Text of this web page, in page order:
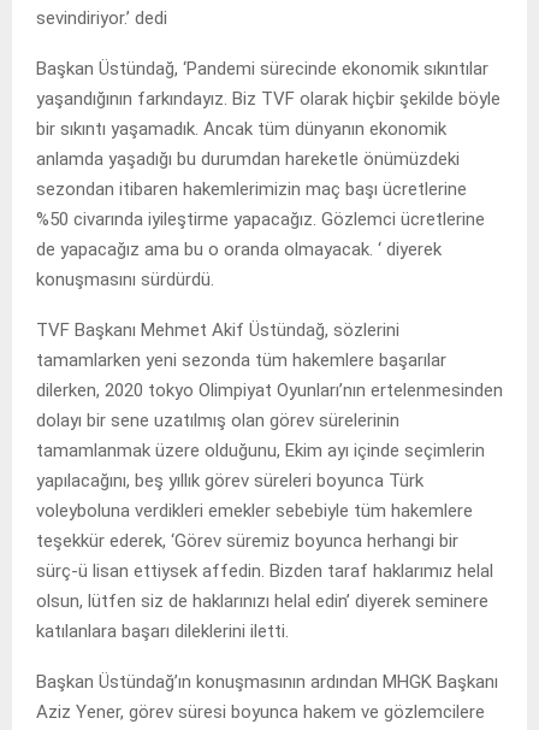
sevindiriyor.’ dedi
Başkan Üstündağ, ‘Pandemi sürecinde ekonomik sıkıntılar
yaşandığının farkındayız. Biz TVF olarak hiçbir şekilde böyle
bir sıkıntı yaşamadık. Ancak tüm dünyanın ekonomik
anlamda yaşadığı bu durumdan hareketle önümüzdeki
sezondan itibaren hakemlerimizin maç başı ücretlerine
%50 civarında iyileştirme yapacağız. Gözlemci ücretlerine
de yapacağız ama bu o oranda olmayacak. ‘ diyerek
konuşmasını sürdürdü.
TVF Başkanı Mehmet Akif Üstündağ, sözlerini
tamamlarken yeni sezonda tüm hakemlere başarılar
dilerken, 2020 tokyo Olimpiyat Oyunları’nın ertelenmesinden
dolayı bir sene uzatılmış olan görev sürelerinin
tamamlanmak üzere olduğunu, Ekim ayı içinde seçimlerin
yapılacağını, beş yıllık görev süreleri boyunca Türk
voleyboluna verdikleri emekler sebebiyle tüm hakemlere
teşekkür ederek, ‘Görev süremiz boyunca herhangi bir
sürç-ü lisan ettiysek affedin. Bizden taraf haklarımız helal
olsun, lütfen siz de haklarınızı helal edin’ diyerek seminere
katılanlara başarı dileklerini iletti.
Başkan Üstündağ’ın konuşmasının ardından MHGK Başkanı
Aziz Yener, görev süresi boyunca hakem ve gözlemcilere